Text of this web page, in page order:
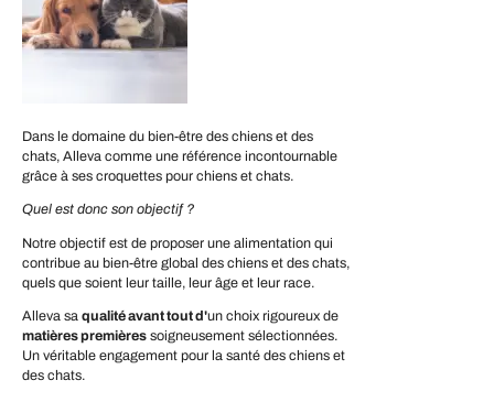
Dans le domaine du bien-être des chiens et des
chats, Alleva comme une référence incontournable
grâce à ses croquettes pour chiens et chats.
Quel est donc son objectif ?
Notre objectif est de proposer une alimentation qui
contribue au bien-être global des chiens et des chats,
quels que soient leur taille, leur âge et leur race.
Alleva sa qualité avant tout d'un choix rigoureux de
matières premières soigneusement sélectionnées.
Un véritable engagement pour la santé des chiens et
des chats.